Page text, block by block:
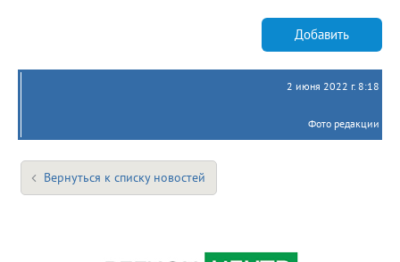
Добавить
2 июня 2022 г. 8:18
Фото редакции
Вернуться к списку новостей